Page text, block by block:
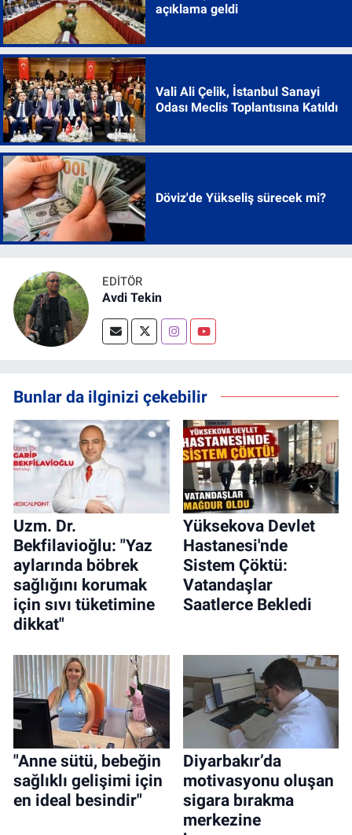
açıklama geldi
Vali Ali Çelik, İstanbul Sanayi
Odası Meclis Toplantısına Katıldı
Döviz'de Yükseliş sürecek mi?
EDITÖR
Avdi Tekin
Bunlar da ilginizi çekebilir
Uzm. Dr.
Bekfilavioğlu: "Yaz
aylarında böbrek
sağlığını korumak
için sıvı tüketimine
dikkat"
Yüksekova Devlet
Hastanesi'nde
Sistem Çöktü:
Vatandaşlar
Saatlerce Bekledi
"Anne sütü, bebeğin
sağlıklı gelişimi için
en ideal besindir"
Diyarbakır’da
motivasyonu oluşan
sigara bırakma
merkezine